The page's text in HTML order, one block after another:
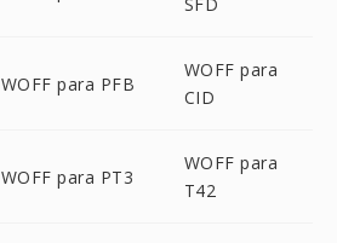
WOFF para PFB
WOFF para
CID
WOFF para PT3
WOFF para
T42